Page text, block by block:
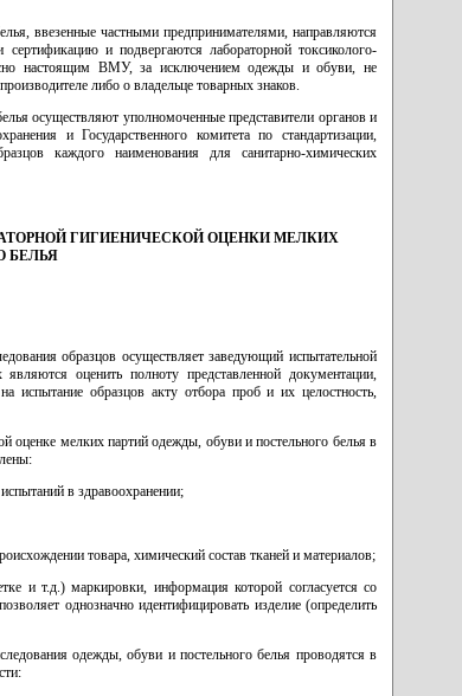
ввезенные частными предпринимателями, направляются
и подвергаются лабораторной токсиколого-
настоящим ВМУ, за исключением одежды и обуви, не
либо о владельце товарных знаков.
осуществляют уполномоченные представители органов и
и Государственного комитета по стандартизации,
каждого наименования для санитарно-химических
ГИГИЕНИЧЕСКОЙ ОЦЕНКИ МЕЛКИХ
БЕЛЬЯ
образцов осуществляет заведующий испытательной
оценить полноту представленной документации,
испытание образцов акту отбора проб и их целостность,
оценке мелких партий одежды, обуви и постельного белья в
в здравоохранении;
товара, химический состав тканей и материалов;
и т.д.) маркировки, информация которой согласуется со
однозначно идентифицировать изделие (определить
одежды, обуви и постельного белья проводятся в